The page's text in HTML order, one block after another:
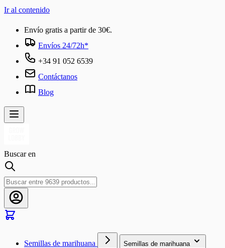
Ir al contenido
Envío gratis a partir de 30€.
Envíos 24/72h*
+34 91 052 6539
Contáctanos
Blog
Buscar en
Semillas de marihuana Semillas de marihuana